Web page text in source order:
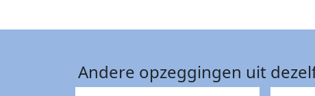
Andere opzeggingen uit